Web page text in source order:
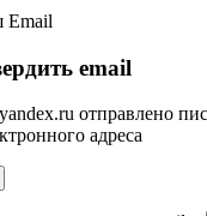
email
отправлено
адреса